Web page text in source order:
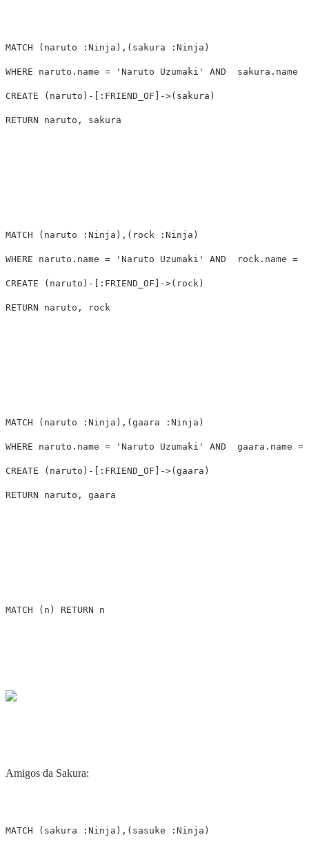
MATCH ( naruto :Ninja ),( sakura :Ninja )
WHERE naruto.name = 'Naruto Uzumaki' AND sakura.name
CREATE ( naruto ) - :FRIEND_OF ->( sakura )
RETURN naruto , sakura
MATCH ( naruto :Ninja ),( rock :Ninja )
WHERE naruto.name = 'Naruto Uzumaki' AND rock.name =
CREATE ( naruto ) - :FRIEND_OF ->( rock )
RETURN naruto , rock
MATCH ( naruto :Ninja ),( gaara :Ninja )
WHERE naruto.name = 'Naruto Uzumaki' AND gaara.name =
CREATE ( naruto ) - :FRIEND_OF ->( gaara )
RETURN naruto , gaara
MATCH ( n ) RETURN n
Amigos da Sakura:
MATCH ( sakura :Ninja ),( sasuke :Ninja )